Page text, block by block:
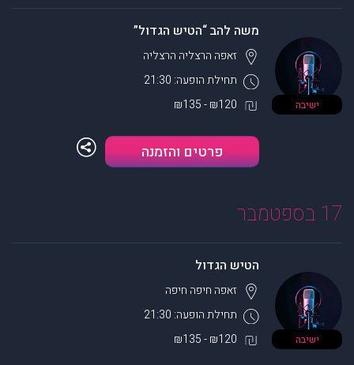
ישיבה
משה להב “הטיש הגדול”
תחילת הופעה: 21:30
זאפה הרצליה הרצליה
₪120 - ₪135
פרטים והזמנה
17 בספטמבר
ישיבה
הטיש הגדול
תחילת הופעה: 21:30
זאפה חיפה חיפה
₪120 - ₪135